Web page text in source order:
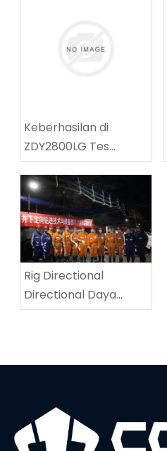
Keberhasilan di
ZDY2800LG Tes
peralatan teknis
pengeboran spiral
berkecepatan tinggi
Rig Directional
Directional Daya
Tinggi menetapkan